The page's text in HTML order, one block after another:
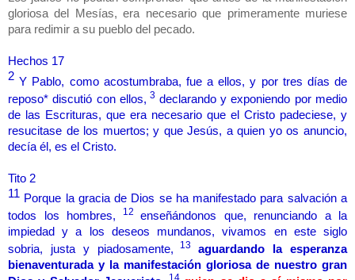
gloriosa del Mesías, era necesario que primeramente muriese
para redimir a su pueblo del pecado.
Hechos 17
2Y Pablo, como acostumbraba, fue a ellos, y por tres días de
reposo* discutió con ellos, 3 declarando y exponiendo por medio
de las Escrituras, que era necesario que el Cristo padeciese, y
resucitase de los muertos; y que Jesús, a quien yo os anuncio,
decía él, es el Cristo.
Tito 2
11 Porque la gracia de Dios se ha manifestado para salvación a
todos los hombres, 12 enseñándonos que, renunciando a la
impiedad y a los deseos mundanos, vivamos en este siglo
sobria, justa y piadosamente, 13 aguardando la esperanza
bienaventurada y la manifestación gloriosa de nuestro gran